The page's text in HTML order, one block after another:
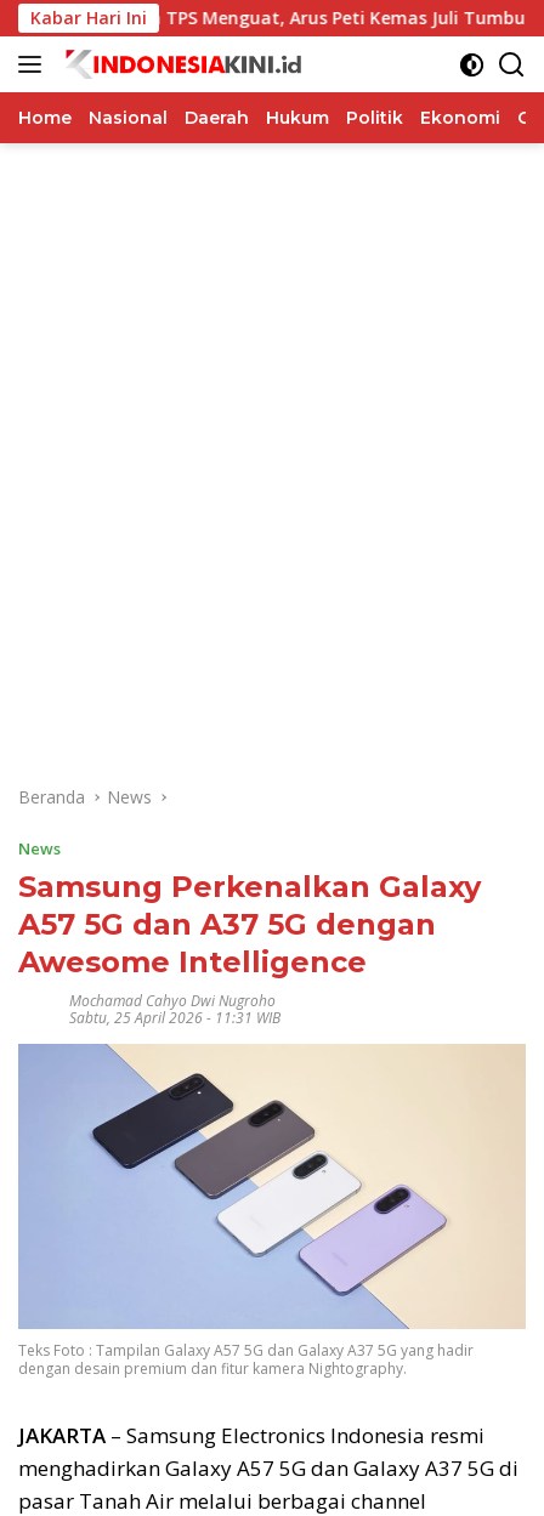
Langsung
ke
konten
Kabar Hari Ini
Kinerja TPS Menguat, Arus Peti Kemas Juli Tumbuh 11,79
Home Nasional Daerah Hukum Politik Ekonomi
Beranda News
News
Samsung Perkenalkan Galaxy
A57 5G dan A37 5G dengan
Awesome Intelligence
Mochamad Cahyo Dwi Nugroho
Sabtu, 25 April 2026 - 11:31 WIB
Teks Foto : Tampilan Galaxy A57 5G dan Galaxy A37 5G yang hadir
dengan desain premium dan fitur kamera Nightography.
JAKARTA – Samsung Electronics Indonesia resmi
menghadirkan Galaxy A57 5G dan Galaxy A37 5G di
pasar Tanah Air melalui berbagai channel